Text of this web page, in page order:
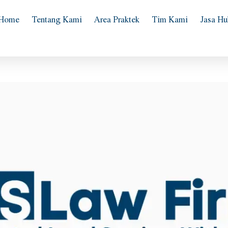
Tentang Kami Area Praktek Tim Kami Jasa